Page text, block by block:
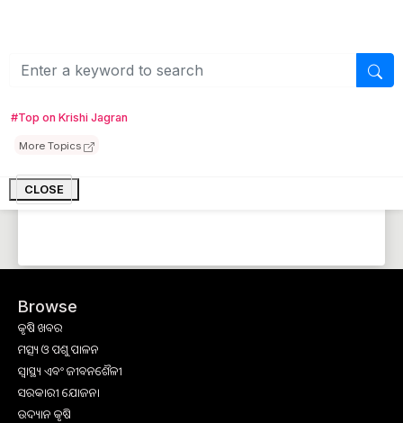
#Top on Krishi Jagran
More Topics
CLOSE
Browse
କୃଷି ଖବର
ମତ୍ସ୍ୟ ଓ ପଶୁ ପାଳନ
ସ୍ୱାସ୍ଥ୍ୟ ଏବଂ ଜୀବନଶୈଳୀ
ସରକାରୀ ଯୋଜନା
ଉଦ୍ୟାନ କୃଷି